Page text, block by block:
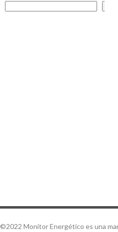
©2022 Monitor Energético es una